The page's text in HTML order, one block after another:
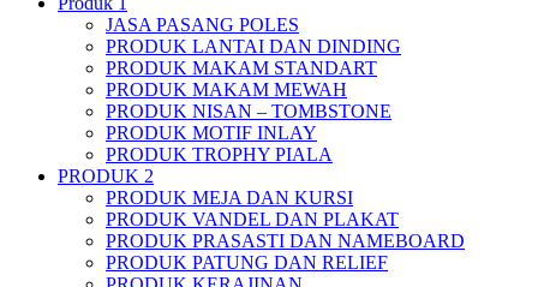
JASA PASANG POLES
PRODUK LANTAI DAN DINDING
PRODUK MAKAM STANDART
PRODUK MAKAM MEWAH
PRODUK NISAN – TOMBSTONE
PRODUK MOTIF INLAY
PRODUK TROPHY PIALA
PRODUK 2
PRODUK MEJA DAN KURSI
PRODUK VANDEL DAN PLAKAT
PRODUK PRASASTI DAN NAMEBOARD
PRODUK PATUNG DAN RELIEF